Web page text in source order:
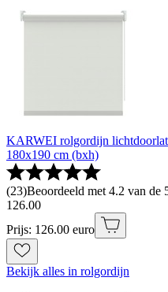
KARWEI rolgordijn
180x190 cm (bxh)
(23)Beoordeeld met 4.2 van de
126.00
Prijs: 126.00 euro
Bekijk alles in rolgordijn